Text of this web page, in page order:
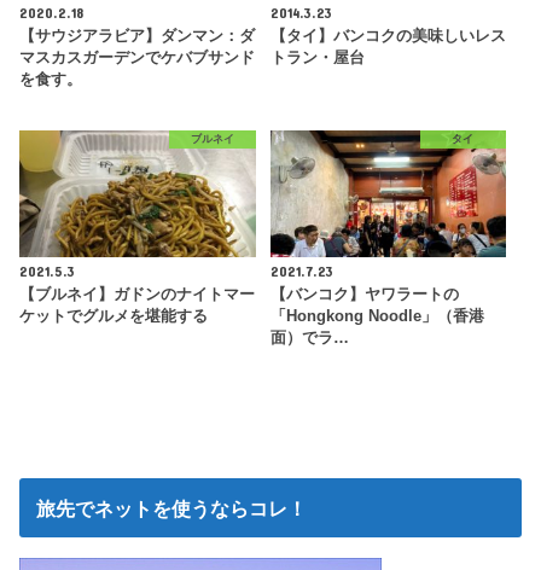
2020.2.18
【サウジアラビア】ダンマン：ダ
マスカスガーデンでケバブサンド
を食す。
2014.3.23
【タイ】バンコクの美味しいレス
トラン・屋台
ブルネイ
2021.5.3
【ブルネイ】ガドンのナイトマー
ケットでグルメを堪能する
タイ
2021.7.23
【バンコク】ヤワラートの
「Hongkong Noodle」（香港
面）でラ…
旅先でネットを使うならコレ！